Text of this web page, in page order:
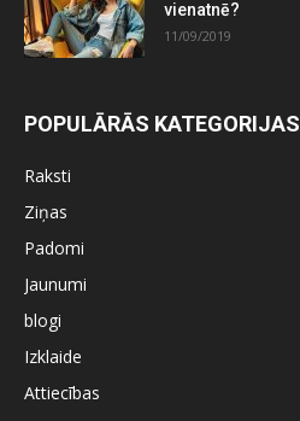
vienatnē?
11/09/2019
POPULĀRĀS KATEGORIJAS
Raksti
Ziņas
Padomi
Jaunumi
blogi
Izklaide
Attiecības